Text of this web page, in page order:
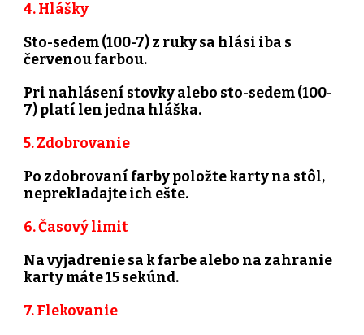
4. Hlášky
Sto-sedem (100-7) z ruky sa hlási iba s
červenou farbou.
Pri nahlásení stovky alebo sto-sedem (100-
7) platí len jedna hláška.
5. Zdobrovanie
Po zdobrovaní farby položte karty na stôl,
neprekladajte ich ešte.
6. Časový limit
Na vyjadrenie sa k farbe alebo na zahranie
karty máte 15 sekúnd.
7. Flekovanie